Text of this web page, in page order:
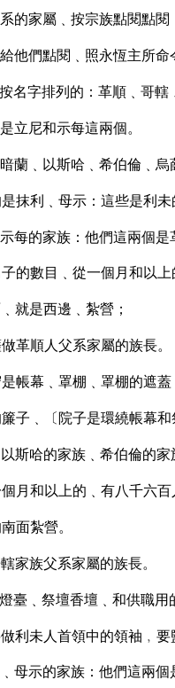
的家屬﹑按宗族點閱點
他們點閱﹑照永恆主所命
名字排列的：革順﹑哥轄
立尼和示每這兩個。
蘭﹑以斯哈﹑希伯倫﹑烏
抹利﹑母示：這些是利未
每的家族：他們這兩個是
的數目﹑從一個月和以上
就是西邊﹑紮營；
革順人父系家屬的族長。
帳幕﹑罩棚﹑罩棚的遮蓋
子﹑〔院子是環繞帳幕
斯哈的家族﹑希伯倫的
月和以上的﹑有八千六百
面紮營。
家族父系家屬的族長。
臺﹑祭壇香壇﹑和供職用
利未人首領中的領袖﹐要
母示的家族：他們這兩個